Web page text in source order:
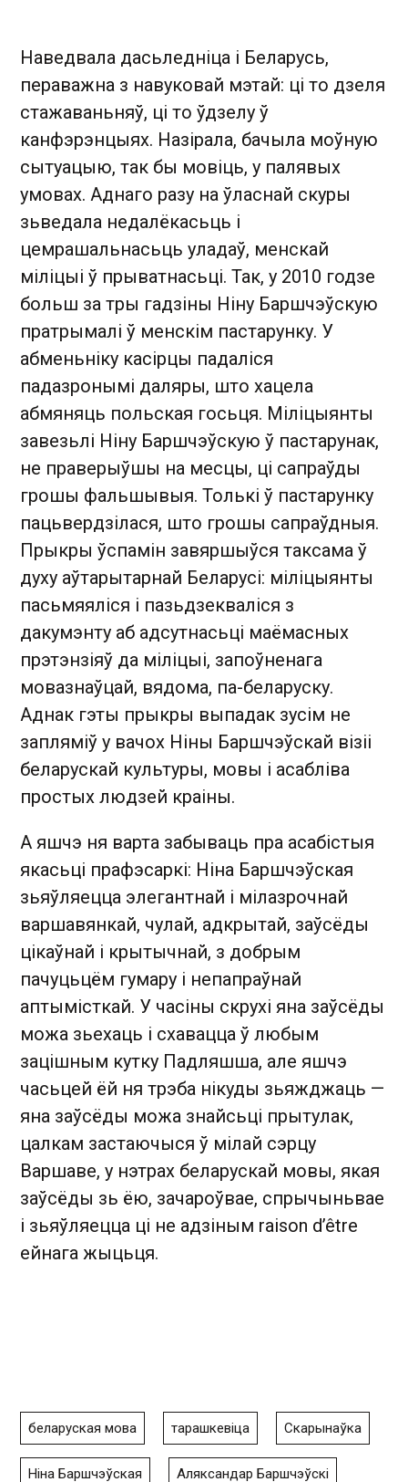
Наведвала дасьледніца і Беларусь,
пераважна з навуковай мэтай: ці то дзеля
стажаваньняў, ці то ўдзелу ў
канфэрэнцыях. Назірала, бачыла моўную
сытуацыю, так бы мовіць, у палявых
умовах. Аднаго разу на ўласнай скуры
зьведала недалёкасьць і
цемрашальнасьць уладаў, менскай
міліцыі ў прыватнасьці. Так, у 2010 годзе
больш за тры гадзіны Ніну Баршчэўскую
пратрымалі ў менскім пастарунку. У
абменьніку касірцы падаліся
падазронымі даляры, што хацела
абмяняць польская госьця. Міліцыянты
завезьлі Ніну Баршчэўскую ў пастарунак,
не праверыўшы на месцы, ці сапраўды
грошы фальшывыя. Толькі ў пастарунку
пацьвердзілася, што грошы сапраўдныя.
Прыкры ўспамін завяршыўся таксама ў
духу аўтарытарнай Беларусі: міліцыянты
пасьмяяліся і пазьдзекваліся з
дакумэнту аб адсутнасьці маёмасных
прэтэнзіяў да міліцыі, запоўненага
мовазнаўцай, вядома, па-беларуску.
Аднак гэты прыкры выпадак зусім не
запляміў у вачох Ніны Баршчэўскай візіі
беларускай культуры, мовы і асабліва
простых людзей краіны.
А яшчэ ня варта забываць пра асабістыя
якасьці прафэсаркі: Ніна Баршчэўская
зьяўляецца элегантнай і мілазрочнай
варшавянкай, чулай, адкрытай, заўсёды
цікаўнай і крытычнай, з добрым
пачуцьцём гумару і непапраўнай
аптымісткай. У часіны скрухі яна заўсёды
можа зьехаць і схавацца ў любым
зацішным кутку Падляшша, але яшчэ
часьцей ёй ня трэба нікуды зьяжджаць —
яна заўсёды можа знайсьці прытулак,
цалкам застаючыся ў мілай сэрцу
Варшаве, у нэтрах беларускай мовы, якая
заўсёды зь ёю, зачароўвае, спрычыньвае
і зьяўляецца ці не адзіным raison d’être
ейнага жыцьця.
беларуская мова тарашкевіца Скарынаўка
Ніна Баршчэўская Аляксандар Баршчэўскі